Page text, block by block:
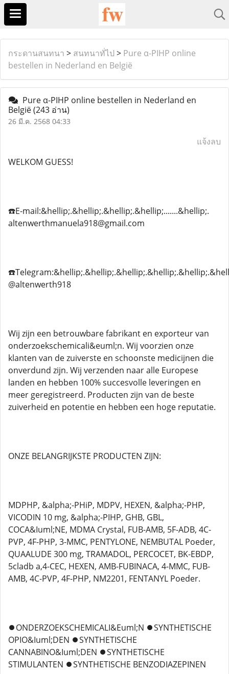
กระดานสนทนา > สนทนาทั่ไป > Pure α-PIHP online
bestellen in Nederland en België
Pure α-PIHP online bestellen in Nederland en
België(243 อ่าน)
26 มี.ค. 2568 04:33
แจ้งลบ
WELKOM GUESS!
☎️E-mail:&hellip;.&hellip;.&hellip;.&hellip;.......&hellip;.
altenwerthmanuela918@gmail.com
@altenwerth918
Wij zijn een betrouwbare fabrikant en exporteur van
onderzoekschemicali&euml;n. Wij voorzien onze
klanten van de zuiverste en schoonste medicijnen die
onverdund zijn. Wij verzenden naar alle Europese
landen en hebben 100% succesvolle leveringen en
meer geregistreerd. Producten zijn van de beste
zuiverheid en potentie en hebben een hoge reputatie.
ONZE BELANGRIJKSTE PRODUCTEN ZIJN:
MDPHP, &alpha;-PHiP, MDPV, HEXEN, &alpha;-PHP,
VICODIN 10 mg, &alpha;-PIHP, GHB, GBL,
COCA&Iuml;NE, MDMA Crystal, FUB-AMB, 5F-ADB, 4C-
PVP, 4F-PHP, 3-MMC, PENTYLONE, NEMBUTAL Poeder,
QUAALUDE 300 mg, TRAMADOL, PERCOCET, BK-EBDP,
5cladb a,4-CEC, HEXEN, AMB-FUBINACA, 4-MMC, FUB-
AMB, 4C-PVP, 4F-PHP, NM2201, FENTANYL Poeder.
⏺️ONDERZOEKSCHEMICALI&Euml;N ⏺️SYNTHETISCHE
OPIO&Iuml;DEN ⏺️SYNTHETISCHE
CANNABINO&Iuml;DEN ⏺️SYNTHETISCHE
STIMULANTEN ⏺️SYNTHETISCHE BENZODIAZEPINEN